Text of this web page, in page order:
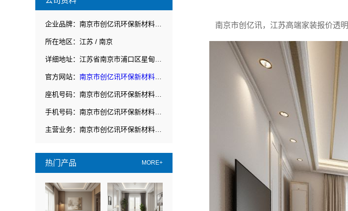
所在地区：江苏 / 南京
官方网站： 南京市创亿讯环保新材料有限公司
热门产品 MORE+
南京市创亿讯，江苏高端家装报价透